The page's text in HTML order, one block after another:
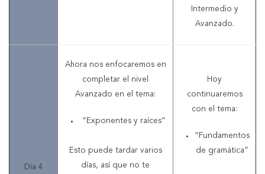
Intermedio y
Avanzado.
Día 4
Ahora nos enfocaremos en
completar el nivel
Avanzado en el tema:
“Exponentes y raíces”
Esto puede tardar varios
días, así que no te
Hoy
continuaremos
con el tema:
“Fundamentos
de gramática”